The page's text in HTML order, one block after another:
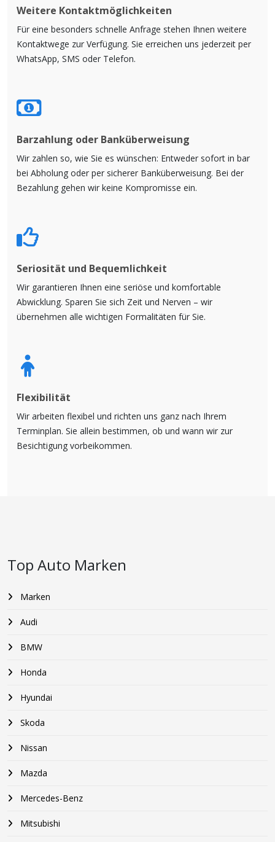
Weitere Kontaktmöglichkeiten
Für eine besonders schnelle Anfrage stehen Ihnen weitere
Kontaktwege zur Verfügung. Sie erreichen uns jederzeit per
WhatsApp, SMS oder Telefon.
Barzahlung oder Banküberweisung
Wir zahlen so, wie Sie es wünschen: Entweder sofort in bar
bei Abholung oder per sicherer Banküberweisung. Bei der
Bezahlung gehen wir keine Kompromisse ein.
Seriosität und Bequemlichkeit
Wir garantieren Ihnen eine seriöse und komfortable
Abwicklung. Sparen Sie sich Zeit und Nerven – wir
übernehmen alle wichtigen Formalitäten für Sie.
Flexibilität
Wir arbeiten flexibel und richten uns ganz nach Ihrem
Terminplan. Sie allein bestimmen, ob und wann wir zur
Besichtigung vorbeikommen.
Top Auto Marken
Marken
Audi
BMW
Honda
Hyundai
Skoda
Nissan
Mazda
Mercedes-Benz
Mitsubishi